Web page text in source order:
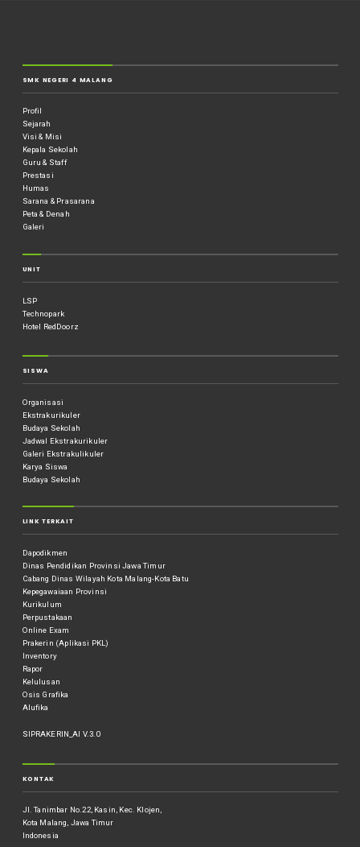
SMK NEGERI 4 MALANG
Profil
Sejarah
Visi & Misi
Kepala Sekolah
Guru & Staff
Prestasi
Humas
Sarana & Prasarana
Peta & Denah
Galeri
UNIT
LSP
Technopark
Hotel RedDoorz
SISWA
Organisasi
Ekstrakurikuler
Budaya Sekolah
Jadwal Ekstrakurikuler
Galeri Ekstrakulikuler
Karya Siswa
Budaya Sekolah
LINK TERKAIT
Dapodikmen
Dinas Pendidikan Provinsi Jawa Timur
Cabang Dinas Wilayah Kota Malang-Kota Batu
Kepegawaiaan Provinsi
Kurikulum
Perpustakaan
Online Exam
Prakerin (Aplikasi PKL)
Inventory
Rapor
Kelulusan
Osis Grafika
Alufika
SIPRAKERIN_AI V.3.0
KONTAK
Jl. Tanimbar No.22, Kasin, Kec. Klojen,
Kota Malang, Jawa Timur
Indonesia